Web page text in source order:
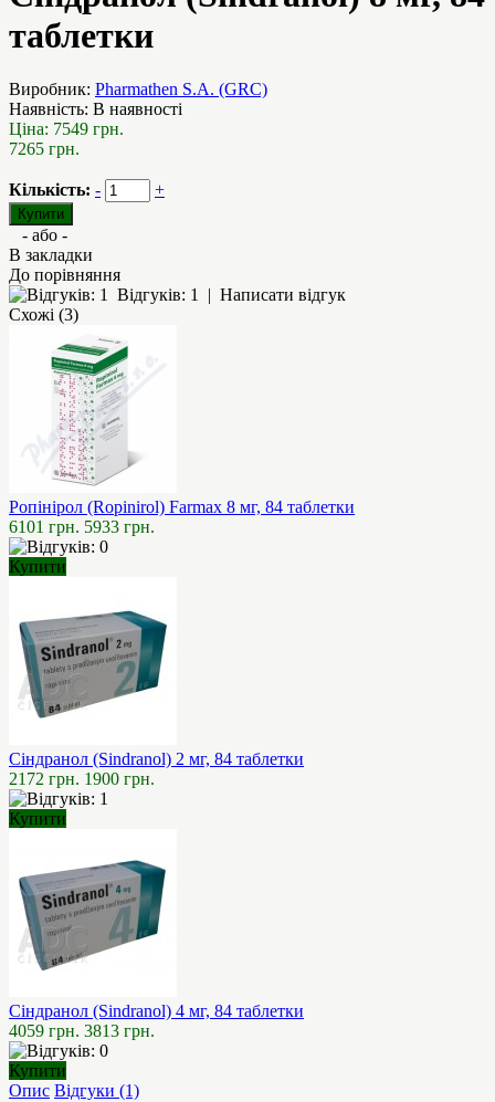
таблетки
Виробник: Pharmathen S.A. (GRC)
Наявність: В наявності
Ціна: 7549 грн.
7265 грн.
Кількість: - +
- або -
В закладки
До порівняння
Відгуків: 1 | Написати відгук
Схожі (3)
Ропінірол (Ropinirol) Farmax 8 мг, 84 таблетки
6101 грн. 5933 грн.
Купити
Сіндранол (Sindranol) 2 мг, 84 таблетки
2172 грн. 1900 грн.
Купити
Сіндранол (Sindranol) 4 мг, 84 таблетки
4059 грн. 3813 грн.
Купити
Опис Відгуки (1)